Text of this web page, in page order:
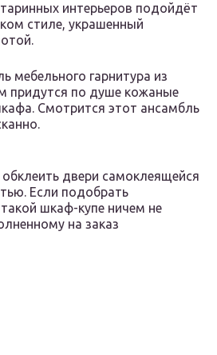
интерьеров подойдёт
стиле, украшенный
мебельного гарнитура из
придутся по душе кожаные
Смотрится этот ансамбль
двери самоклеящейся
Если подобрать
шкаф-купе ничем не
на заказ